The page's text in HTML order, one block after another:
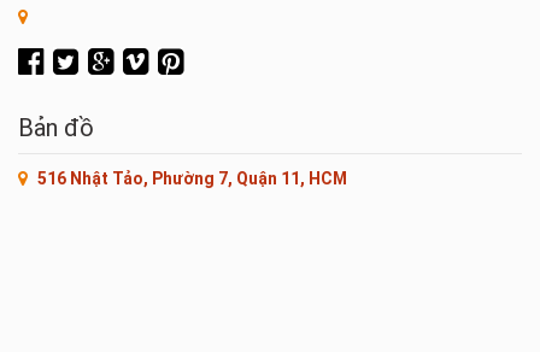
Bản đồ
516 Nhật Tảo, Phường 7, Quận 11, HCM